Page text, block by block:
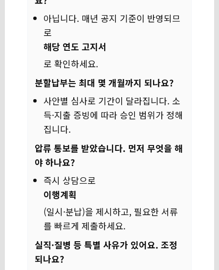
아닙니다. 매년 공지 기준이 반영되므
로
해당 연도 고지서
로 확인하세요.
분할납부는 최대 몇 개월까지 되나요?
사안별 심사로 기간이 달라집니다. 소
득·지출 증빙에 따라 승인 범위가 정해
집니다.
압류 통보를 받았습니다. 먼저 무엇을 해
야 하나요?
즉시 상담으로
이행계획
(일시·분납)을 제시하고, 필요한 서류
를 빠르게 제출하세요.
실직·질병 등 특별 사유가 있어요. 조정
되나요?